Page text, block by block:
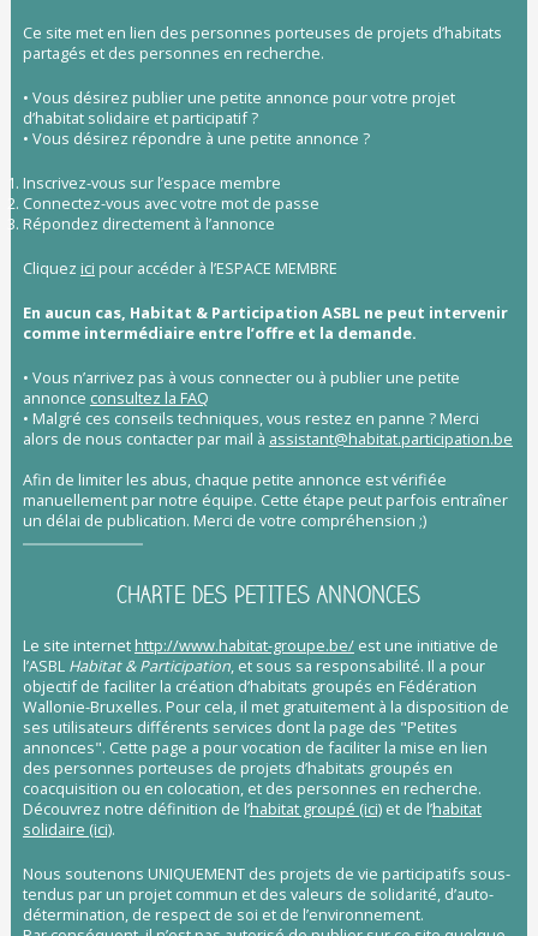
Ce site met en lien des personnes porteuses de projets d’habitats
partagés et des personnes en recherche.
• Vous désirez publier une petite annonce pour votre projet
d’habitat solidaire et participatif ?
• Vous désirez répondre à une petite annonce ?
Inscrivez-vous sur l’espace membre
Connectez-vous avec votre mot de passe
Répondez directement à l’annonce
Cliquez ici pour accéder à l’ESPACE MEMBRE
En aucun cas, Habitat & Participation ASBL ne peut intervenir
comme intermédiaire entre l’offre et la demande.
• Vous n’arrivez pas à vous connecter ou à publier une petite
annonce consultez la FAQ
• Malgré ces conseils techniques, vous restez en panne ? Merci
alors de nous contacter par mail à assistant@habitat.participation.be
Afin de limiter les abus, chaque petite annonce est vérifiée
manuellement par notre équipe. Cette étape peut parfois entraîner
un délai de publication. Merci de votre compréhension ;)
CHARTE DES PETITES ANNONCES
Le site internet http://www.habitat-groupe.be/est une initiative de
l’ASBL Habitat & Participation, et sous sa responsabilité. Il a pour
objectif de faciliter la création d’habitats groupés en Fédération
Wallonie-Bruxelles. Pour cela, il met gratuitement à la disposition de
ses utilisateurs différents services dont la page des "Petites
annonces". Cette page a pour vocation de faciliter la mise en lien
des personnes porteuses de projets d’habitats groupés en
coacquisition ou en colocation, et des personnes en recherche.
Découvrez notre définition de l’habitat groupé (ici)et de l’habitat
solidaire (ici).
Nous soutenons UNIQUEMENT des projets de vie participatifs sous-
tendus par un projet commun et des valeurs de solidarité, d’auto-
détermination, de respect de soi et de l’environnement.